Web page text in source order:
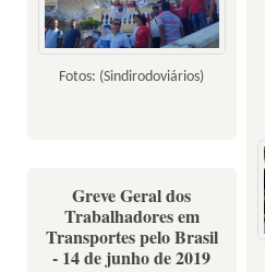
Fotos: (Sindirodoviários)
Greve Geral dos
Trabalhadores em
Transportes pelo Brasil
- 14 de junho de 2019